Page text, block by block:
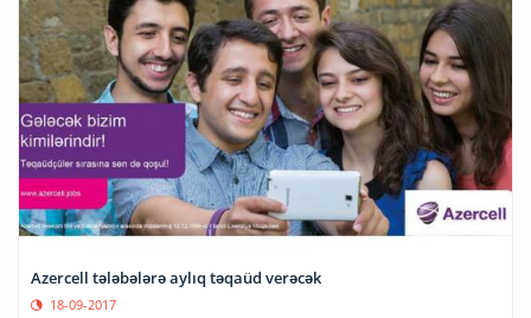
Azercell tələbələrə aylıq təqaüd verəcək
18-09-2017